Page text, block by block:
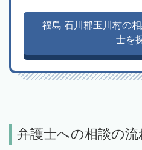
福島 石川郡玉川村の
士を
弁護士への相談の流